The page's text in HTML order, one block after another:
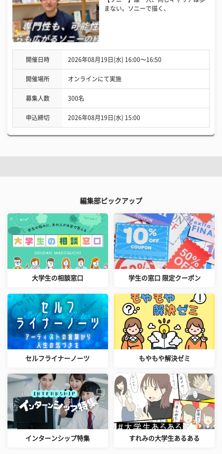
まない。ソニーで描く、
開催日時 2026年08月19日(水) 16:00〜16:50
開催場所 オンラインにて実施
募集人数 300名
申込締切 2026年08月19日(水) 15:00
編集部ピックアップ
大学生の相談窓口 学生の窓口 限定クーポン
セルフライナーノーツ もやもや解決ゼミ
インターンシップ特集 すれみの大学生あるある